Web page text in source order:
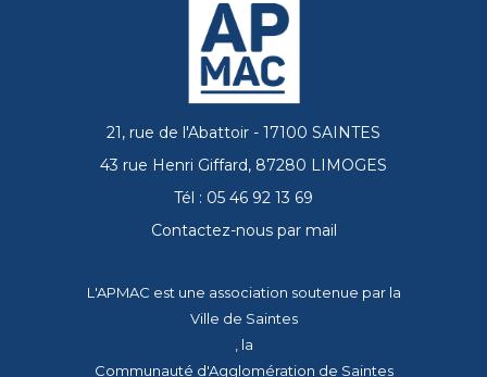
21, rue de l'Abattoir - 17100 SAINTES
43 rue Henri Giffard, 87280 LIMOGES
Tél : 05 46 92 13 69
Contactez-nous par mail
L'APMAC est une association soutenue par la
Ville de Saintes
, la
Communauté d'Agglomération de Saintes